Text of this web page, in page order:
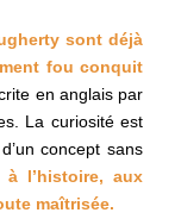
sont déjà
fou conquit
en anglais par
La curiosité est
concept sans
l’histoire, aux
maîtrisée.